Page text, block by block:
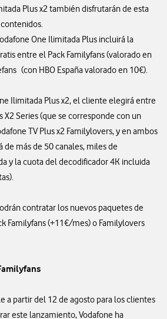
Plus x2 también disfrutarán de esta
One Ilimitada Plus incluirá la
entre el Pack Familyfans (valorado en
(con HBO España valorado en 10€).
Ilimitada Plus x2, el cliente elegirá entre
X2 Series (que se corresponde con un
TV Plus x2 Familylovers, y en ambos
de más de 50 canales, miles de
y la cuota del decodificador 4K incluida
contratar los nuevos paquetes de
Familyfans (+11€/mes) o Familylovers
a partir del 12 de agosto para los clientes
este lanzamiento, Vodafone ha